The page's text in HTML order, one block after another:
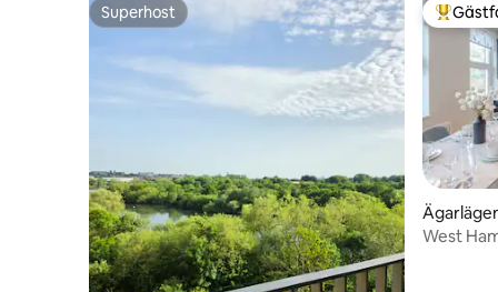
Superhost
Superhost Populär
West